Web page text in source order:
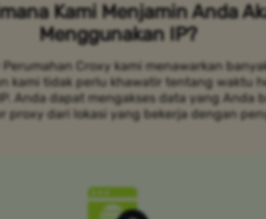
Kami Menjamin Anda
Menggunakan IP?
Croxy kami menawarkan
kami tidak perlu khawatir tentang waktu
Anda dapat mengakses data yang Anda
proxy dari lokasi yang bekerja dengan